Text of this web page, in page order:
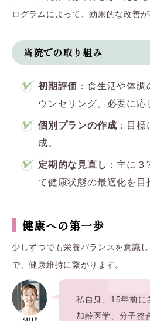
ログラムによって、効果的な改善が
当院での取り組み
初期評価 ：食生活や体
ウンセリング。必要に応
個別プランの作成 ：目
成。
定期的な見直し ：主に
て健康状態の最適化を目
健康への第一歩
少しずつでも栄養バランスを意識
で、健康維持に繋がります。
私自身、15年前に
加齢医学、分子整